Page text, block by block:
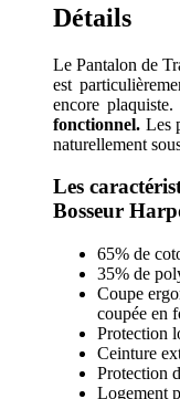
Détails
Le Pantalon de
est
encore
fonctionnel. Les
naturellement
Les
Bosseur
65% de
35% de
Coupe
coupée en
Protection
Ceinture
Protection
Logement